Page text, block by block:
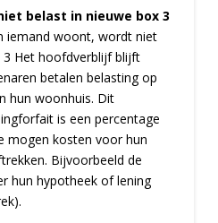
belast in nieuwe box 3
iemand woont, wordt niet
3 Het hoofdverblijf blijft
betalen belasting op
hun woonhuis. Dit
is een percentage
mogen kosten voor hun
Bijvoorbeeld de
hun hypotheek of lening